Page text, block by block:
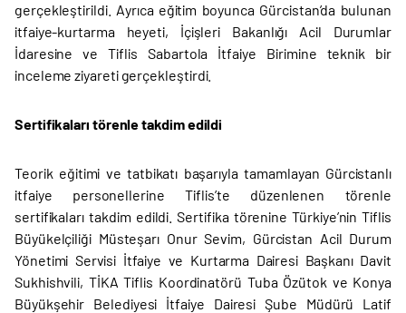
gerçekleştirildi. Ayrıca eğitim boyunca Gürcistan’da bulunan
itfaiye-kurtarma heyeti, İçişleri Bakanlığı Acil Durumlar
İdaresine ve Tiflis Sabartola İtfaiye Birimine teknik bir
inceleme ziyareti gerçekleştirdi.
Sertifikaları törenle takdim edildi
Teorik eğitimi ve tatbikatı başarıyla tamamlayan Gürcistanlı
itfaiye personellerine Tiflis’te düzenlenen törenle
sertifikaları takdim edildi. Sertifika törenine Türkiye’nin Tiflis
Büyükelçiliği Müsteşarı Onur Sevim, Gürcistan Acil Durum
Yönetimi Servisi İtfaiye ve Kurtarma Dairesi Başkanı Davit
Sukhishvili, TİKA Tiflis Koordinatörü Tuba Özütok ve Konya
Büyükşehir Belediyesi İtfaiye Dairesi Şube Müdürü Latif